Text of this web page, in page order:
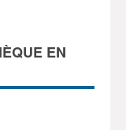
EN